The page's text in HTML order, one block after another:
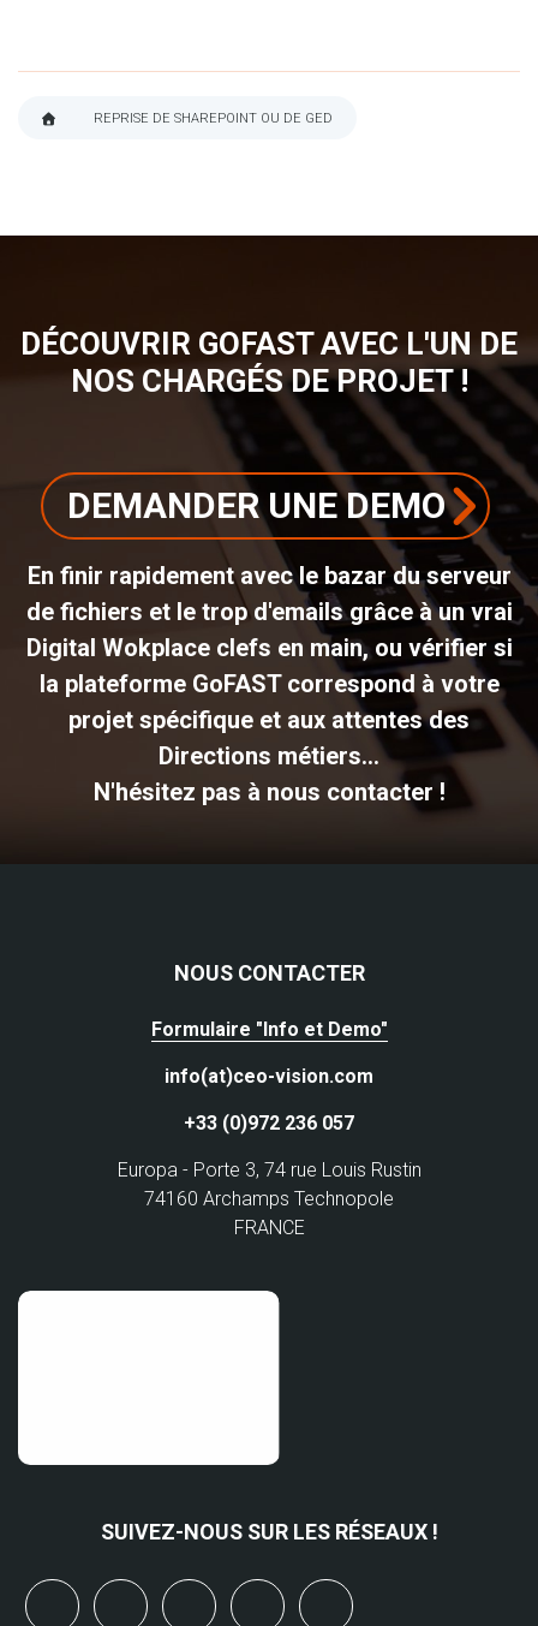
REPRISE DE SHAREPOINT OU DE GED
DÉCOUVRIR GOFAST AVEC L'UN DE
NOS CHARGÉS DE PROJET !
DEMANDER UNE DEMO
En finir rapidement avec le bazar du serveur
de fichiers et le trop d'emails grâce à un vrai
Digital Wokplace clefs en main, ou vérifier si
la plateforme GoFAST correspond à votre
projet spécifique et aux attentes des
Directions métiers...
N'hésitez pas à nous contacter !
NOUS CONTACTER
Formulaire "Info et Demo"
info(at)ceo-vision.com
+33 (0)972 236 057
Europa - Porte 3, 74 rue Louis Rustin
74160 Archamps Technopole
FRANCE
SUIVEZ-NOUS SUR LES RÉSEAUX !
linkedinyoutubebluesky mastodon